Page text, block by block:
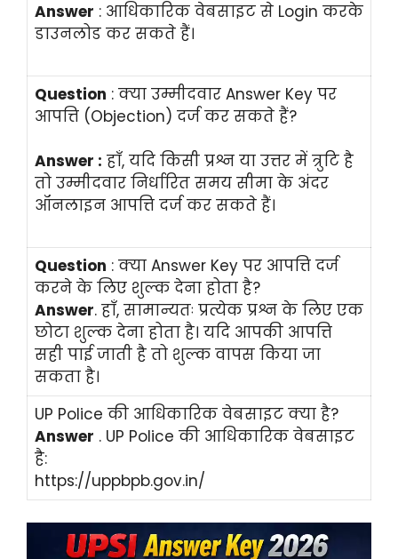
Answer : आधिकारिक वेबसाइट से Login करके
डाउनलोड कर सकते हैं।
Question : क्या उम्मीदवार Answer Key पर
आपत्ति (Objection) दर्ज कर सकते हैं?
Answer : हाँ, यदि किसी प्रश्न या उत्तर में त्रुटि है
तो उम्मीदवार निर्धारित समय सीमा के अंदर
ऑनलाइन आपत्ति दर्ज कर सकते हैं।
Question : क्या Answer Key पर आपत्ति दर्ज
करने के लिए शुल्क देना होता है?
Answer. हाँ, सामान्यतः प्रत्येक प्रश्न के लिए एक
छोटा शुल्क देना होता है। यदि आपकी आपत्ति
सही पाई जाती है तो शुल्क वापस किया जा
सकता है।
UP Police की आधिकारिक वेबसाइट क्या है?
Answer . UP Police की आधिकारिक वेबसाइट
है:
https://uppbpb.gov.in/⁠